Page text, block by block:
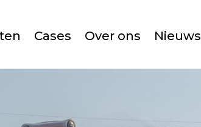
Cases Over ons Nieuws